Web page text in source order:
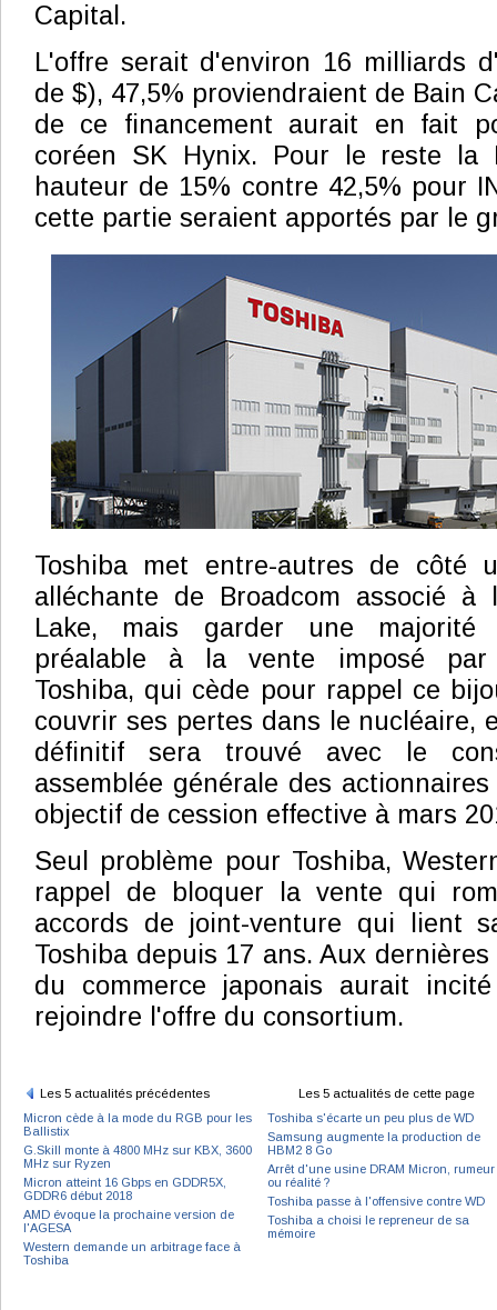
Capital.
L'offre serait d'environ 16 milliards
de $), 47,5% proviendraient de Bain
de ce financement aurait en fait
coréen SK Hynix. Pour le reste la
hauteur de 15% contre 42,5% pour
cette partie seraient apportés par le
Toshiba met entre-autres de côté
alléchante de Broadcom associé à
Lake, mais garder une
préalable à la vente imposé par
Toshiba, qui cède pour rappel ce
couvrir ses pertes dans le nucléaire,
définitif sera trouvé avec le
assemblée générale des
objectif de cession effective à mars
Seul problème pour Toshiba,
rappel de bloquer la vente qui
accords de joint-venture qui lient
Toshiba depuis 17 ans. Aux
du commerce japonais aurait
rejoindre l'offre du consortium.
Les 5 actualités précédentes
Micron cède à la mode du RGB pour les
Ballistix
G.Skill monte à 4800 MHz sur KBX, 3600
MHz sur Ryzen
Micron atteint 16 Gbps en GDDR5X,
GDDR6 début 2018
AMD évoque la prochaine version de
l'AGESA
Western demande un arbitrage face à
Toshiba
Les 5 actualités de cette page
Toshiba s'écarte un peu plus de WD
Samsung augmente la production de
HBM2 8 Go
Arrêt d'une usine DRAM Micron, rumeur
ou réalité ?
Toshiba passe à l'offensive contre WD
Toshiba a choisi le repreneur de sa
mémoire